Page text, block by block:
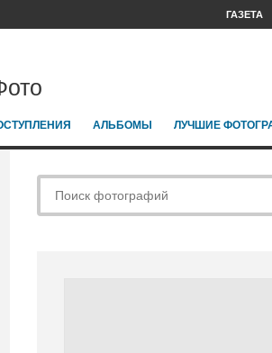
ГАЗЕТА
АЛЬБОМЫ ЛУЧШИЕ